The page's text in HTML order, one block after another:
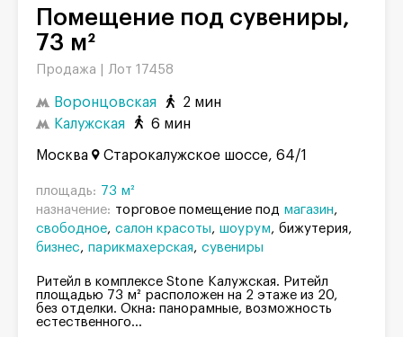
Помещение под сувениры,
73 м²
Продажа | Лот 17458
Воронцовская
2 мин
Калужская
6 мин
Москва Старокалужское шоссе, 64/1
площадь: 73 м²
назначение: торговое помещение под магазин
свободное салон красоты шоурум
бижутерия
бизнес
парикмахерская сувениры
Ритейл в комплексе Stone Калужская. Ритейл
площадью 73 м² расположен на 2 этаже из 20,
без отделки. Окна: панорамные, возможность
естественного...